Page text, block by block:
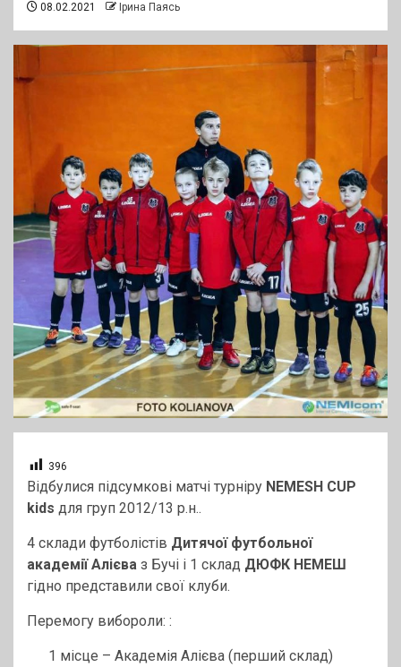
08.02.2021 Ірина Паясь
396
Відбулися підсумкові матчі турніру NEMESH CUP
kids для груп 2012/13 р.н..
4 склади футболістів Дитячої футбольної
академії Алієва з Бучі і 1 склад ДЮФК НЕМЕШ
гідно представили свої клуби.
Перемогу вибороли: :
1 місце – Академія Алієва (перший склад)